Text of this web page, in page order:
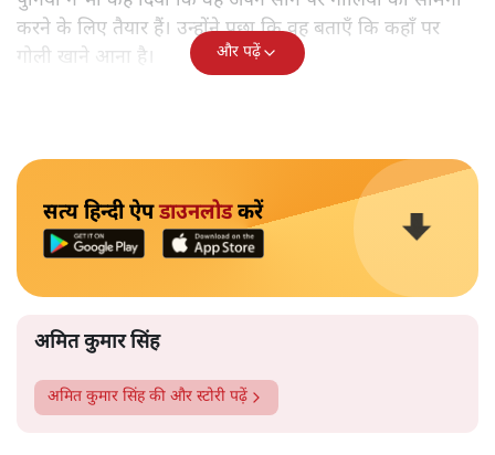
करने वाले पहलवानों के खिलाफ पुलिस गोलियों का इस्तेमाल कर
सकती है। अस्थाना के इस बयान पर सोशल मीडिया पर तीखी
प्रतिक्रिया हुई। अस्थाना के बयान पर लोगों ने आश्चर्य जताते हुए
मारोगे।
इस बीच अस्थाना के ट्वीट के जवाब में गोल्ड मेडलिस्ट बजरंग
पुनिया ने भी कह दिया कि वह अपने सीने पर गोलियों का सामना
करने के लिए तैयार हैं। उन्होंने पूछा कि वह बताएँ कि कहाँ पर
गोली खाने आना है।